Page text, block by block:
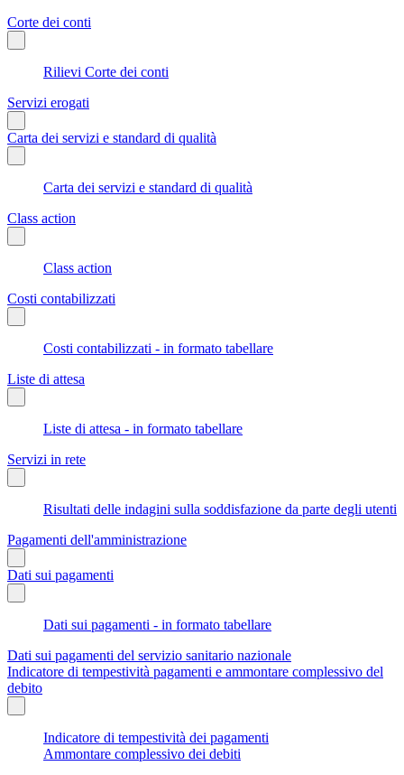
Corte dei conti
Rilievi Corte dei conti
Servizi erogati
Carta dei servizi e standard di qualità
Carta dei servizi e standard di qualità
Class action
Class action
Costi contabilizzati
Costi contabilizzati - in formato tabellare
Liste di attesa
Liste di attesa - in formato tabellare
Servizi in rete
Risultati delle indagini sulla soddisfazione da parte degli utenti
Pagamenti dell'amministrazione
Dati sui pagamenti
Dati sui pagamenti - in formato tabellare
Dati sui pagamenti del servizio sanitario nazionale
Indicatore di tempestività pagamenti e ammontare complessivo del
debito
Indicatore di tempestività dei pagamenti
Ammontare complessivo dei debiti